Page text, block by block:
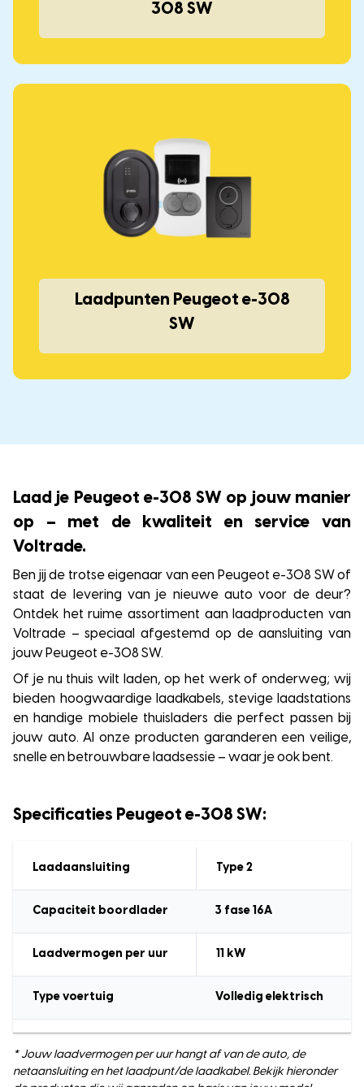
308 SW
Laadpunten Peugeot e-308
SW
Laad je Peugeot e-308 SW op jouw manier
op – met de kwaliteit en service van
Voltrade.
Ben jij de trotse eigenaar van een Peugeot e-308 SW of
staat de levering van je nieuwe auto voor de deur?
Ontdek het ruime assortiment aan laadproducten van
Voltrade – speciaal afgestemd op de aansluiting van
jouw Peugeot e-308 SW.
Of je nu thuis wilt laden, op het werk of onderweg; wij
bieden hoogwaardige laadkabels, stevige laadstations
en handige mobiele thuisladers die perfect passen bij
jouw auto. Al onze producten garanderen een veilige,
snelle en betrouwbare laadsessie – waar je ook bent.
Specificaties Peugeot e-308 SW:
Laadaansluiting Type 2
Capaciteit boordlader 3 fase 16A
Laadvermogen per uur 11 kW
Type voertuig Volledig elektrisch
* Jouw laadvermogen per uur hangt af van de auto, de
netaansluiting en het laadpunt/de laadkabel. Bekijk hieronder